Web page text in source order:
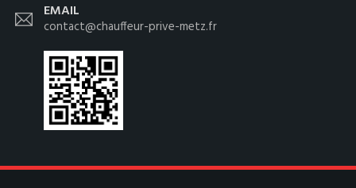
EMAIL
contact@chauffeur-prive-metz.fr